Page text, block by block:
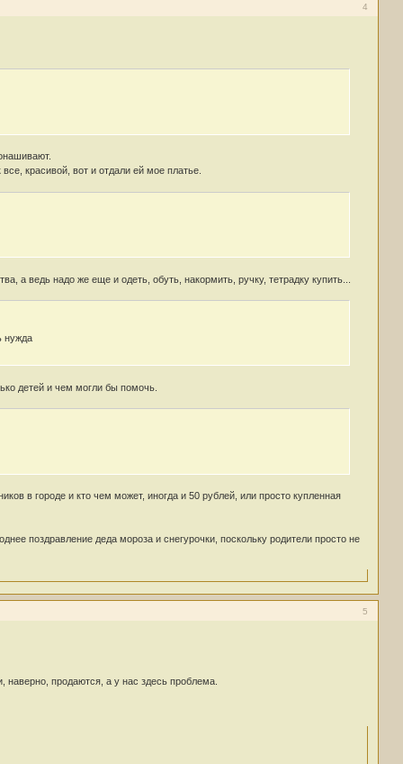
4
красивой, вот и отдали ей мое платье.
а ведь надо же еще и одеть, обуть, накормить, ручку, тетрадку купить...
нужда
детей и чем могли бы помочь.
в городе и кто чем может, иногда и 50 рублей, или просто купленная
поздравление деда мороза и снегурочки, поскольку родители просто не
5
продаются, а у нас здесь проблема.